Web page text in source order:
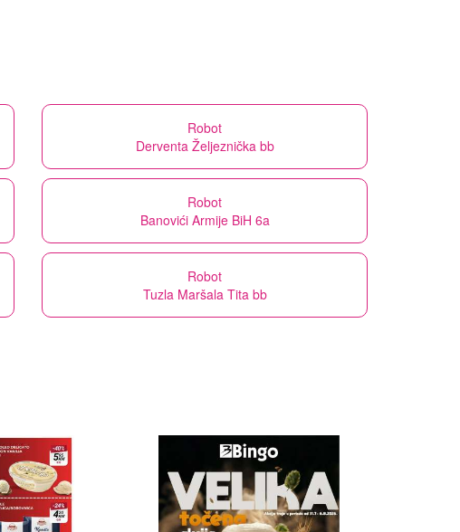
Robot
Derventa Željeznička bb
Robot
Banovići Armije BiH 6a
Robot
Tuzla Maršala Tita bb